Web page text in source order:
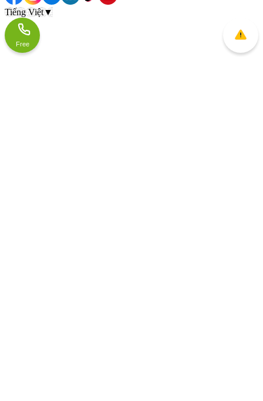
Tiếng Việt▼
Free